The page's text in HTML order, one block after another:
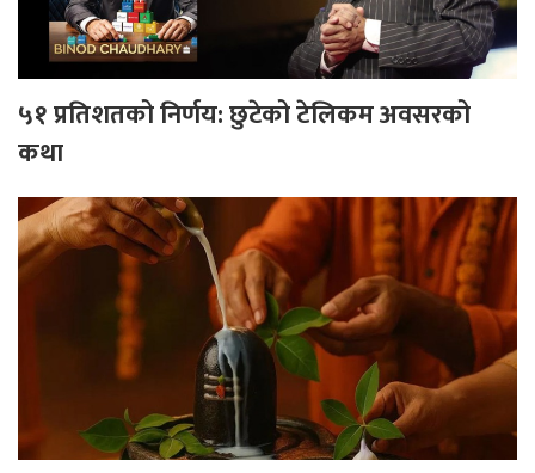
५१ प्रतिशतको निर्णय: छुटेको टेलिकम अवसरको
कथा